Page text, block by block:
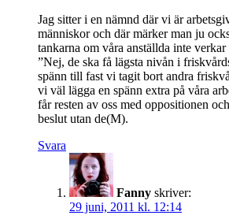
Jag sitter i en nämnd där vi är
människor och där märker man ju
tankarna om våra anställda inte
”Nej, de ska få lägsta nivån i
spänn till fast vi tagit bort andra
vi väl lägga en spänn extra på våra
får resten av oss med oppositionen
beslut utan de(M).
Svara
Fanny skriver:
29 juni, 2011 kl. 12:14